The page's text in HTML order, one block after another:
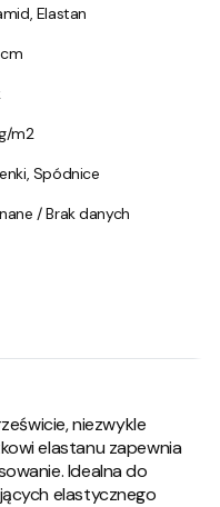
Elastan
m2
Spódnice
/ Brak danych
niezwykle
elastanu zapewnia
Idealna do
elastycznego